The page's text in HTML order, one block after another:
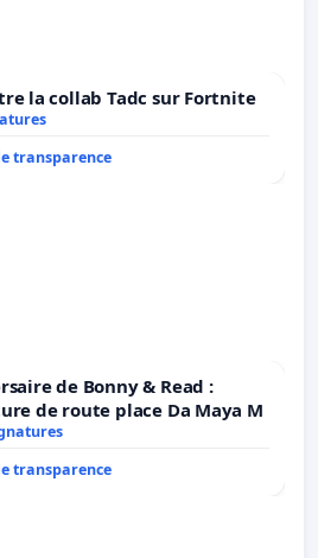
la collab Tadc sur Fortnite
transparence
de Bonny & Read :
de route place Da Maya M
transparence